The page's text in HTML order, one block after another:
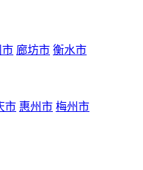
市 廊坊市 衡水市
市 惠州市 梅州市